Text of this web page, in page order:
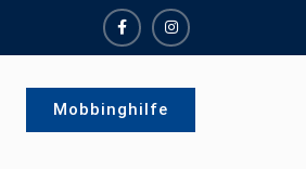
facebookinstagram
Mobbinghilfe